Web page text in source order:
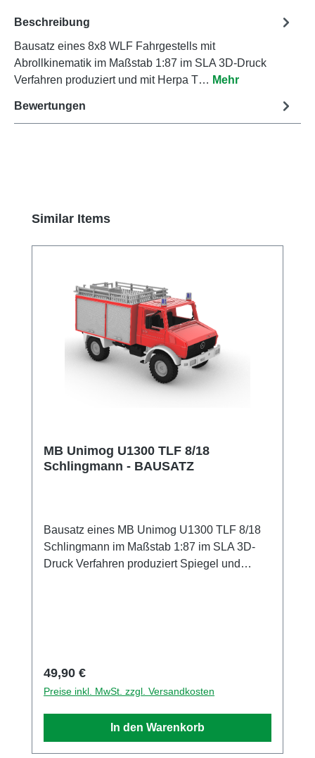
Beschreibung
Bausatz eines 8x8 WLF Fahrgestells mit
Abrollkinematik im Maßstab 1:87 im SLA 3D-Druck
Verfahren produziert und mit Herpa T… Mehr
Bewertungen
Produktgalerie überspringen
Similar Items
MB Unimog U1300 TLF 8/18
Schlingmann - BAUSATZ
Bausatz eines MB Unimog U1300 TLF 8/18
Schlingmann im Maßstab 1:87 im SLA 3D-
Druck Verfahren produziert Spiegel und
Regulärer Preis:
49,90 €
Preise inkl. MwSt. zzgl. Versandkosten
In den Warenkorb